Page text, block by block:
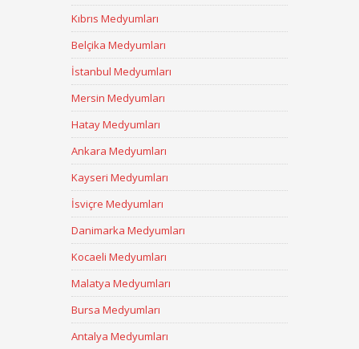
Kıbrıs Medyumları
Belçika Medyumları
İstanbul Medyumları
Mersin Medyumları
Hatay Medyumları
Ankara Medyumları
Kayseri Medyumları
İsviçre Medyumları
Danimarka Medyumları
Kocaeli Medyumları
Malatya Medyumları
Bursa Medyumları
Antalya Medyumları